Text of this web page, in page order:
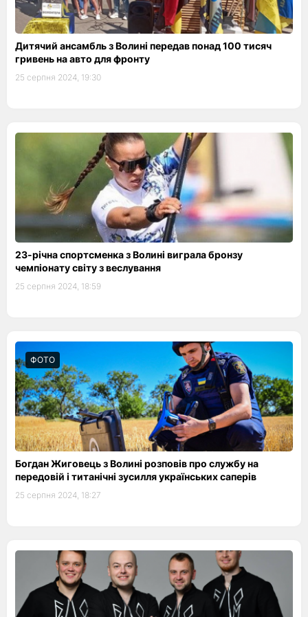
Дитячий ансамбль з Волині передав понад 100 тисяч
гривень на авто для фронту
25 серпня 2024, 19:30
23-річна спортсменка з Волині виграла бронзу
чемпіонату світу з веслування
25 серпня 2024, 18:59
ФОТО
Богдан Жиговець з Волині розповів про службу на
передовій і титанічні зусилля українських саперів
25 серпня 2024, 18:27